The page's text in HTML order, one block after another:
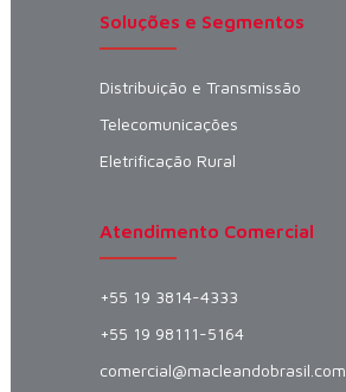
Soluções e Segmentos
Distribuição e Transmissão
Telecomunicações
Eletrificação Rural
Atendimento Comercial
+55 19 3814-4333
+55 19 98111-5164
comercial@macleandobrasil.com